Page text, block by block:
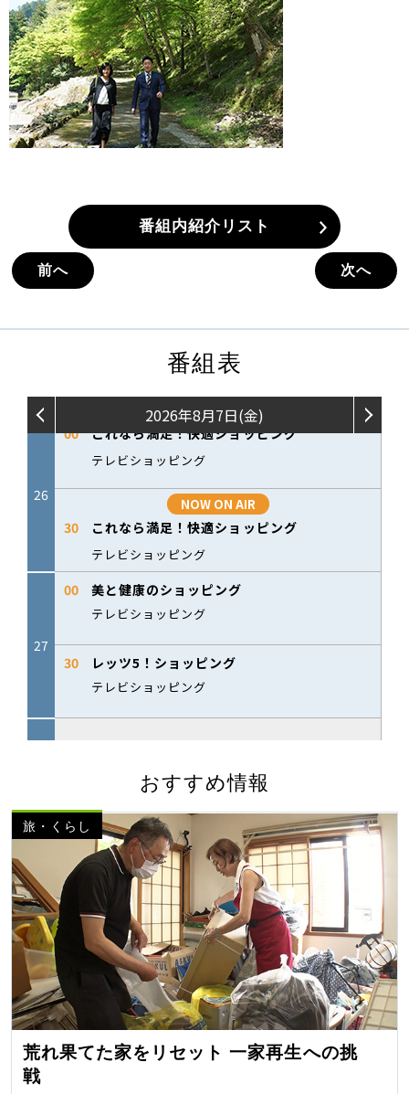
番組内紹介リスト
前へ 次へ
番組表
おすすめ情報
旅・くらし
荒れ果てた家をリセット 一家再生への挑
戦